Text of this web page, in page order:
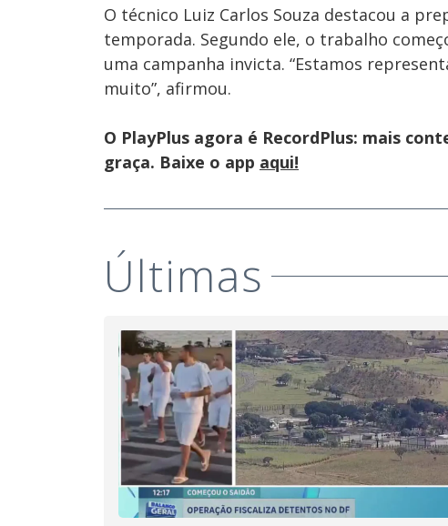
O técnico Luiz Carlos Souza destacou a
temporada. Segundo ele, o trabalho
uma campanha invicta. “Estamos
muito”, afirmou.
O PlayPlus agora é RecordPlus: mais
graça. Baixe o app aqui!
Últimas